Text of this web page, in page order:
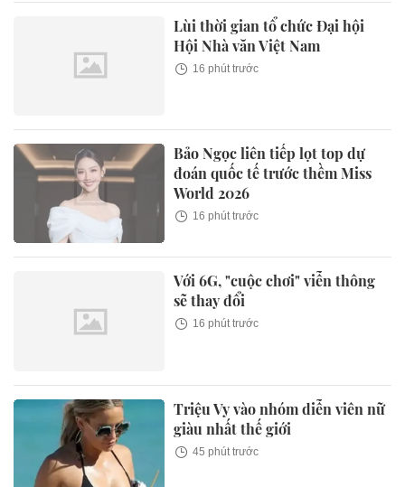
Lùi thời gian tổ chức Đại hội
Hội Nhà văn Việt Nam
16 phút trước
Bảo Ngọc liên tiếp lọt top dự
đoán quốc tế trước thềm Miss
World 2026
16 phút trước
Với 6G, "cuộc chơi" viễn thông
sẽ thay đổi
16 phút trước
Triệu Vy vào nhóm diễn viên nữ
giàu nhất thế giới
45 phút trước